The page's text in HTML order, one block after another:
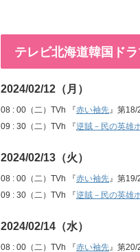
テレビ北海道韓国ド
2024/02/12（月）
08 : 00（二）TVh 『赤い袖先』第18/
09 : 30（二）TVh 『逆賊－民の英雄
2024/02/13（火）
08 : 00（二）TVh 『赤い袖先』第19/
09 : 30（二）TVh 『逆賊－民の英雄
2024/02/14（水）
08 : 00（二）TVh 『赤い袖先』第20/